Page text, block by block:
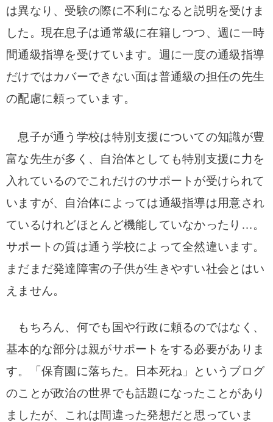
は異なり、受験の際に不利になると説明を受けま
した。現在息子は通常級に在籍しつつ、週に一時
間通級指導を受けています。週に一度の通級指導
だけではカバーできない面は普通級の担任の先生
の配慮に頼っています。
息子が通う学校は特別支援についての知識が豊
富な先生が多く、自治体としても特別支援に力を
入れているのでこれだけのサポートが受けられて
いますが、自治体によっては通級指導は用意され
ているけれどほとんど機能していなかったり…。
サポートの質は通う学校によって全然違います。
まだまだ発達障害の子供が生きやすい社会とはい
えません。
もちろん、何でも国や行政に頼るのではなく、
基本的な部分は親がサポートをする必要がありま
す。「保育園に落ちた。日本死ね」というブログ
のことが政治の世界でも話題になったことがあり
ましたが、これは間違った発想だと思っていま